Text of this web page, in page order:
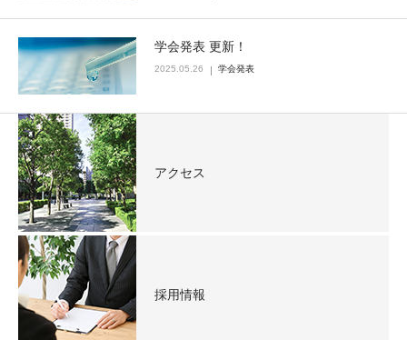
学会発表 更新！
2025.05.26 学会発表
アクセス
採用情報